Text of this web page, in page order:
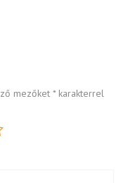
mezőket *karakterrel